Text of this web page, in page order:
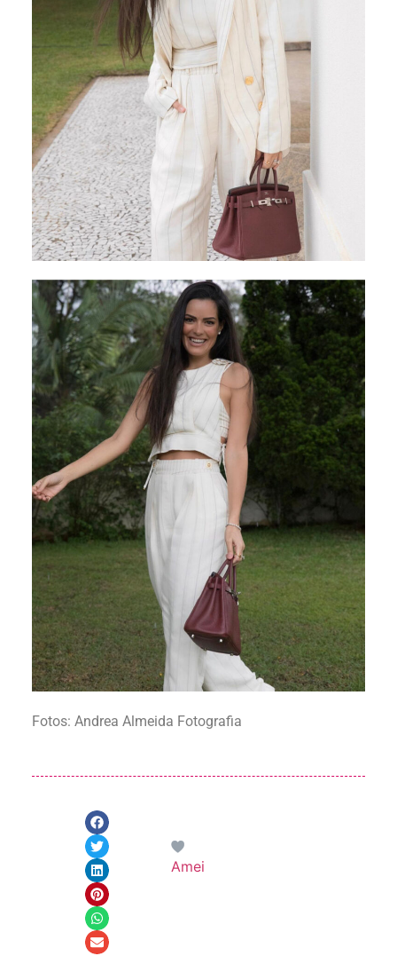
Fotos: Andrea Almeida Fotografia
Amei